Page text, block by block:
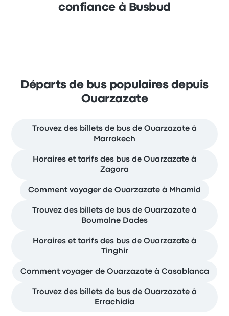
confiance à Busbud
Départs de bus populaires depuis
Ouarzazate
Trouvez des billets de bus de Ouarzazate à
Marrakech
Horaires et tarifs des bus de Ouarzazate à
Zagora
Comment voyager de Ouarzazate à Mhamid
Trouvez des billets de bus de Ouarzazate à
Boumalne Dades
Horaires et tarifs des bus de Ouarzazate à
Tinghir
Comment voyager de Ouarzazate à Casablanca
Trouvez des billets de bus de Ouarzazate à
Errachidia